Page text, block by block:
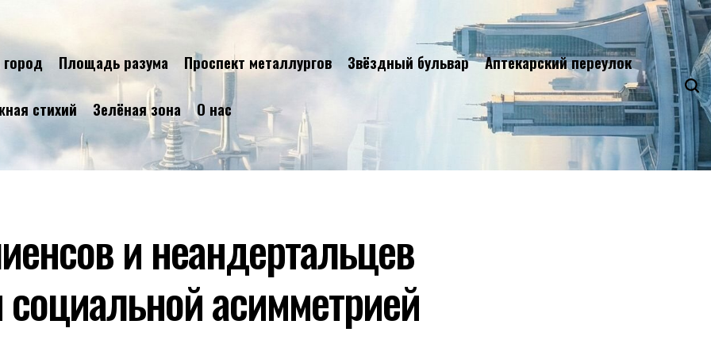
Площадь разума Проспект металлургов Звёздный бульвар Аптекарский переулок
стихий Зелёная зона О нас
и неандертальцев
асимметрией